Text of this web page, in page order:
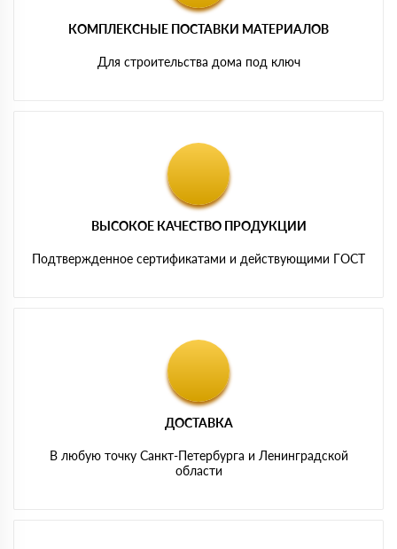
КОМПЛЕКСНЫЕ ПОСТАВКИ МАТЕРИАЛОВ
Для строительства дома под ключ
ВЫСОКОЕ КАЧЕСТВО ПРОДУКЦИИ
Подтвержденное сертификатами и действующими ГОСТ
ДОСТАВКА
В любую точку Санкт-Петербурга и Ленинградской
области